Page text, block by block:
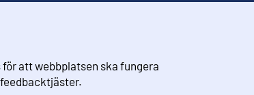
att webbplatsen ska fungera